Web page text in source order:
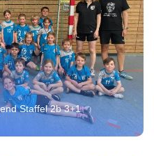
Staffel 2b 3+1